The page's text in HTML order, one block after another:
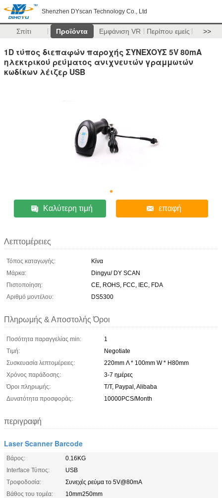
Shenzhen DYscan Technology Co., Ltd
Σπίτι Προϊόντα Εμφάνιση VR Περίπου εμείς >>
1D τύπος διεπαφών παροχής ΣΥΝΕΧΟΥΣ 5V 80mA
ηλεκτρικού ρεύματος ανιχνευτών γραμμωτών
κωδίκων λέιζερ USB
Καλύτερη τιμή επαφή
Λεπτομέρειες
Τόπος καταγωγής:
Κίνα
Μάρκα:
Dingyu/ DY SCAN
Πιστοποίηση:
CE, ROHS, FCC, IEC, FDA
Αριθμό μοντέλου:
DS5300
Πληρωμής & Αποστολής Όροι
Ποσότητα παραγγελίας min:
1
Τιμή:
Negotiate
Συσκευασία λεπτομέρειες:
220mm Λ * 100mm W * H80mm
Χρόνος παράδοσης:
3-7 ημέρες
Όροι πληρωμής:
T/T, Paypal, Alibaba
Δυνατότητα προσφοράς:
10000PCS/Month
περιγραφή
Laser Scanner Barcode
Βάρος:
0.16KG
Interface Τύπος:
USB
Τροφοδοσία:
Συνεχές ρεύμα το 5V@80mA
Βάθος του τομέα:
10mm250mm